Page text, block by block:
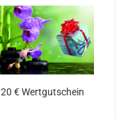
20 € Wertgutschein